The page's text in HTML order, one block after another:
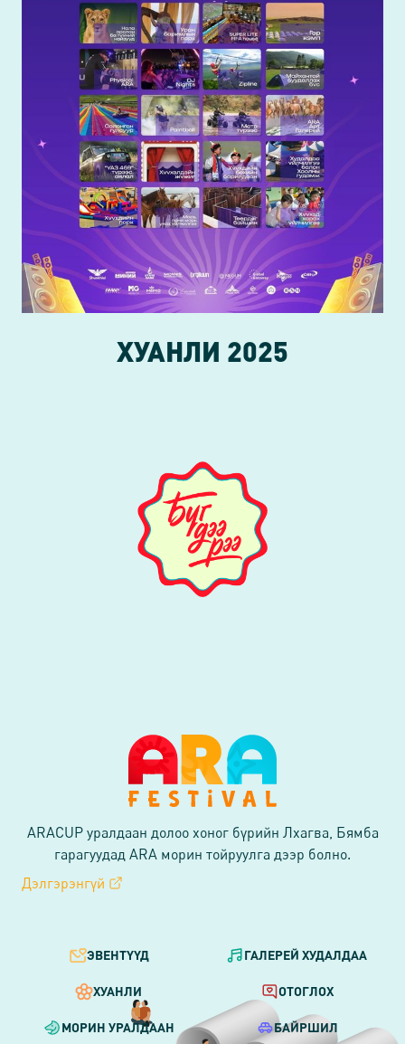
ХУАНЛИ 2025
ARACUP уралдаан долоо хоног бүрийн Лхагва, Бямба
гарагуудад ARA морин тойруулга дээр болно.
Дэлгэрэнгүй
ЭВЕНТҮҮД
ХУАНЛИ
МОРИН УРАЛДААН
ГАЛЕРЕЙ ХУДАЛДАА
ОТОГЛОХ
БАЙРШИЛ